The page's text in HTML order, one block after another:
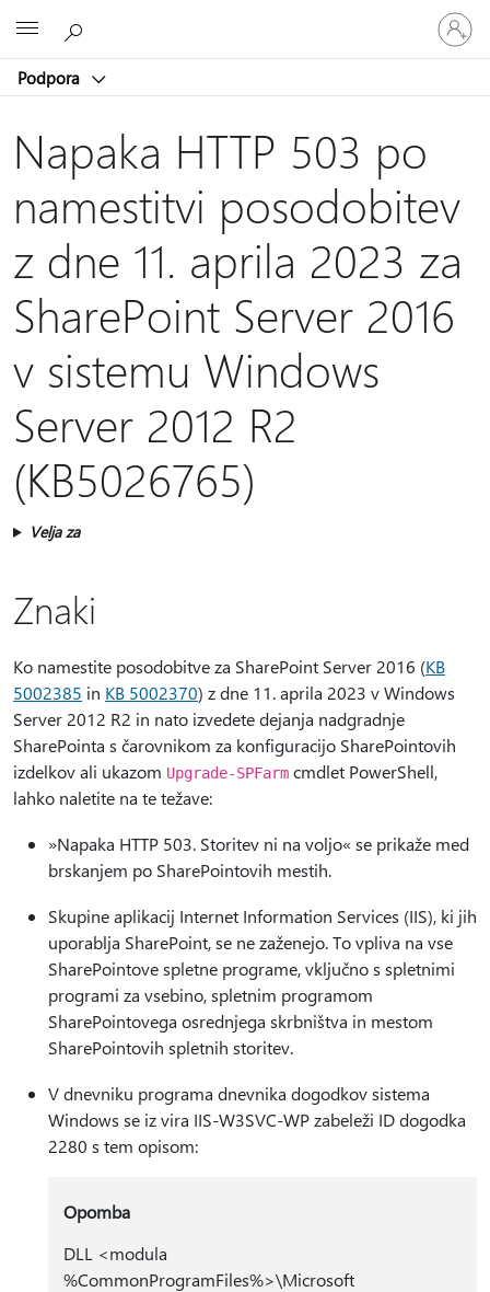
Podpora
Vpišite
se
v
račun
Napaka HTTP 503 po
namestitvi posodobitev
z dne 11. aprila 2023 za
SharePoint Server 2016
v sistemu Windows
Server 2012 R2
(KB5026765)
Velja za
Znaki
Ko namestite posodobitve za SharePoint Server 2016 (KB
5002385 in KB 5002370) z dne 11. aprila 2023 v Windows
Server 2012 R2 in nato izvedete dejanja nadgradnje
SharePointa s čarovnikom za konfiguracijo SharePointovih
izdelkov ali ukazom Upgrade-SPFarm cmdlet PowerShell,
lahko naletite na te težave:
»Napaka HTTP 503. Storitev ni na voljo« se prikaže med
brskanjem po SharePointovih mestih.
Skupine aplikacij Internet Information Services (IIS), ki jih
uporablja SharePoint, se ne zaženejo. To vpliva na vse
SharePointove spletne programe, vključno s spletnimi
programi za vsebino, spletnim programom
SharePointovega osrednjega skrbništva in mestom
SharePointovih spletnih storitev.
V dnevniku programa dnevnika dogodkov sistema
Windows se iz vira IIS-W3SVC-WP zabeleži ID dogodka
2280 s tem opisom:
Opomba
DLL <modula
%CommonProgramFiles%>\Microsoft